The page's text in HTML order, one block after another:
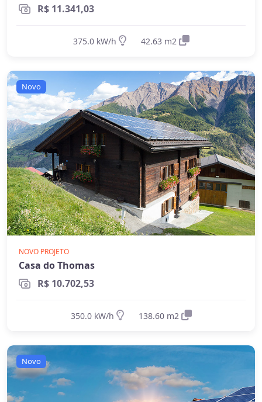
R$ 11.341,03
375.0 kW/h 42.63 m2
Novo
NOVO PROJETO
Casa do Thomas
R$ 10.702,53
350.0 kW/h 138.60 m2
Novo